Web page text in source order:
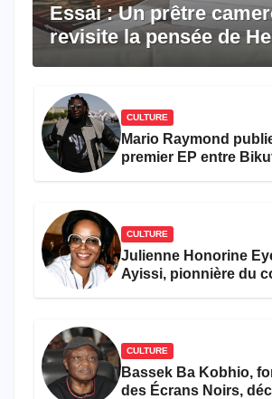
Essai : Un prêtre
revisite la pensée de
CULTURE
Mario Raymond
premier EP entre
CULTURE
Julienne Honorine
Ayissi, pionnière du
CULTURE
Bassek Ba Kobhio,
des Écrans Noirs,